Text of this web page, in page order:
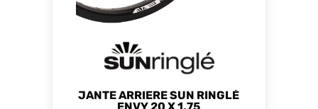
JANTE ARRIERE SUN RINGLÉ
ENVY 20 X 1.75